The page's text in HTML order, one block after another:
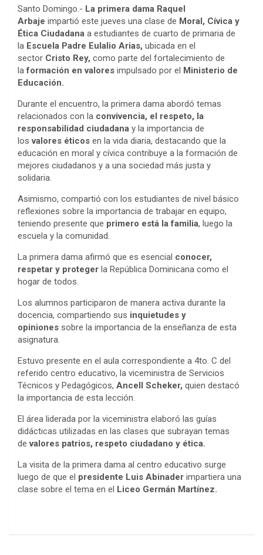
Santo Domingo.- La primera dama Raquel
Arbaje impartió este jueves una clase de Moral, Cívica y
Ética Ciudadana a estudiantes de cuarto de primaria de
la Escuela Padre Eulalio Arias, ubicada en el
sector Cristo Rey, como parte del fortalecimiento de
laformación en valores impulsado por el Ministerio de
Educación.
Durante el encuentro, la primera dama abordó temas
relacionados con la convivencia, el respeto, la
responsabilidad ciudadana y la importancia de
losvalores éticos en la vida diaria, destacando que la
educación en moral y cívica contribuye a la formación de
mejores ciudadanos y a una sociedad más justa y
solidaria.
Asimismo, compartió con los estudiantes de nivel básico
reflexiones sobre la importancia de trabajar en equipo,
teniendo presente que primero está la familia, luego la
escuela y la comunidad.
La primera dama afirmó que es esencial conocer,
respetar y proteger la República Dominicana como el
hogar de todos.
Los alumnos participaron de manera activa durante la
docencia, compartiendo sus inquietudes y
opiniones sobre la importancia de la enseñanza de esta
asignatura.
Estuvo presente en el aula correspondiente a 4to. C del
referido centro educativo, la viceministra de Servicios
Técnicos y Pedagógicos, Ancell Scheker, quien destacó
la importancia de esta lección.
El área liderada por la viceministra elaboró las guías
didácticas utilizadas en las clases que subrayan temas
devalores patrios, respeto ciudadano y ética.
La visita de la primera dama al centro educativo surge
luego de que el presidente Luis Abinader impartiera una
clase sobre el tema en el Liceo Germán Martínez.